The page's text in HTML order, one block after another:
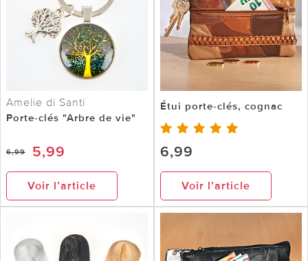
Amelie di Santi
Porte-clés "Arbre de vie"
6,99 5,99
Voir l’article
Étui porte-clés, cognac
6,99
Voir l’article